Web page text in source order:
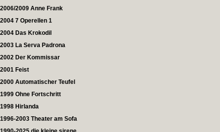
2006/2009 Anne Frank
2004 7 Operellen 1
2004 Das Krokodil
2003 La Serva Padrona
2002 Der Kommissar
2001 Feist
2000 Automatischer Teufel
1999 Ohne Fortschritt
1998 Hirlanda
1996-2003 Theater am Sofa